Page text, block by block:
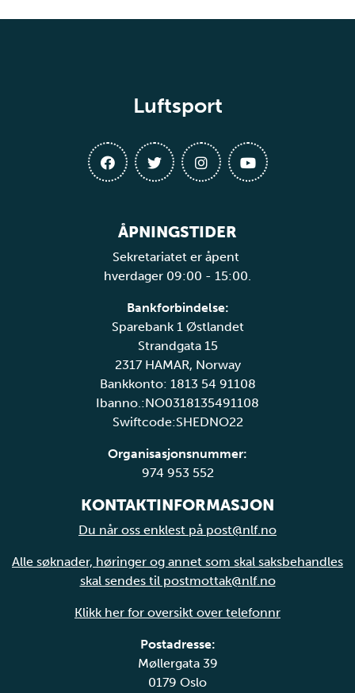
Luftsport
ÅPNINGSTIDER
Sekretariatet er åpent
hverdager 09:00 - 15:00.
Bankforbindelse:
Sparebank 1 Østlandet
Strandgata 15
2317 HAMAR, Norway
Bankkonto: 1813 54 91108
Ibanno.:NO0318135491108
Swiftcode:SHEDNO22
Organisasjonsnummer:
974 953 552
KONTAKTINFORMASJON
Du når oss enklest på post@nlf.no
Alle søknader, høringer og annet som skal saksbehandles
skal sendes til postmottak@nlf.no
Klikk her for oversikt over telefonnr
Postadresse:
Møllergata 39
0179 Oslo